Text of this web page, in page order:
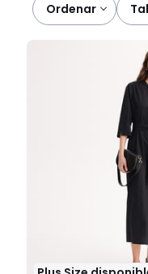
Ordenar